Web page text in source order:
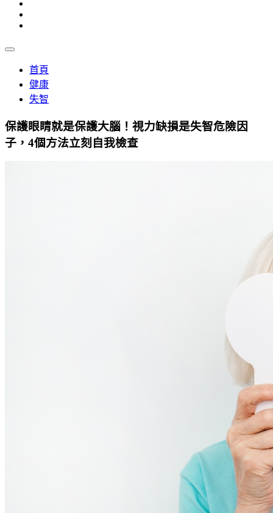
首頁
健康
失智
保護眼睛就是保護大腦！視力缺損是失智危險因
子，4個方法立刻自我檢查